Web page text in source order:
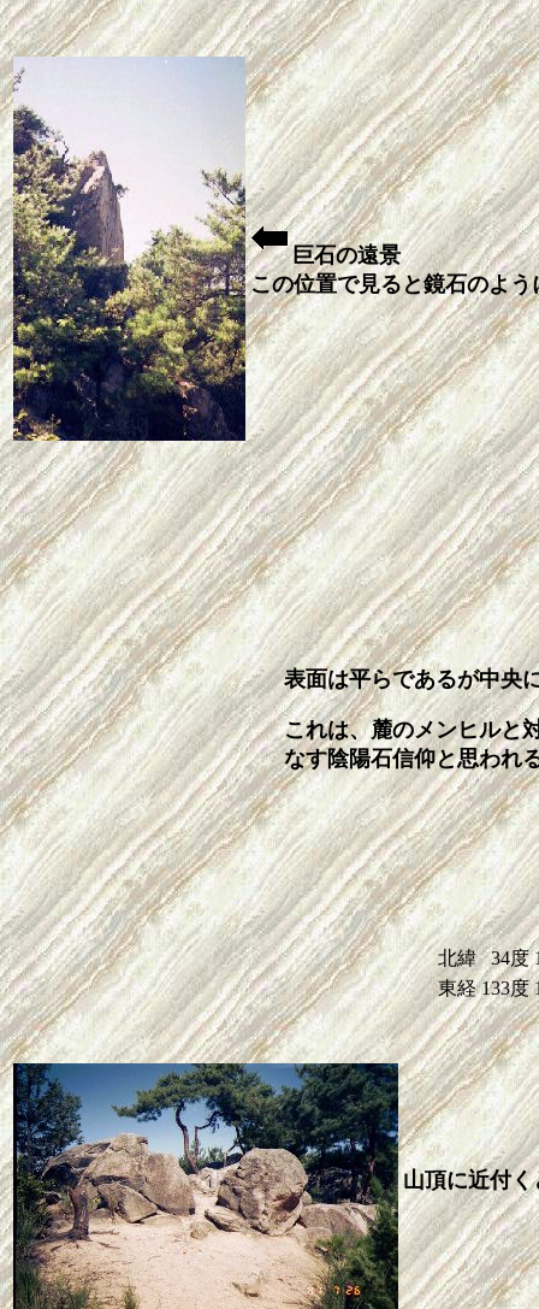
巨石の遠景
この位置で見ると鏡石のよう
表面は平らであるが中央
これは、麓のメンヒルと
なす陰陽石信仰と思われ
北緯 34度
東経 133度
山頂に近付